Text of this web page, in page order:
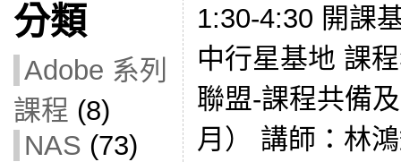
分類
Adobe 系列
課程 (8)
NAS (73)
1:30-4:30 開課
中行星基地 課
聯盟-課程共備
月） 講師：林